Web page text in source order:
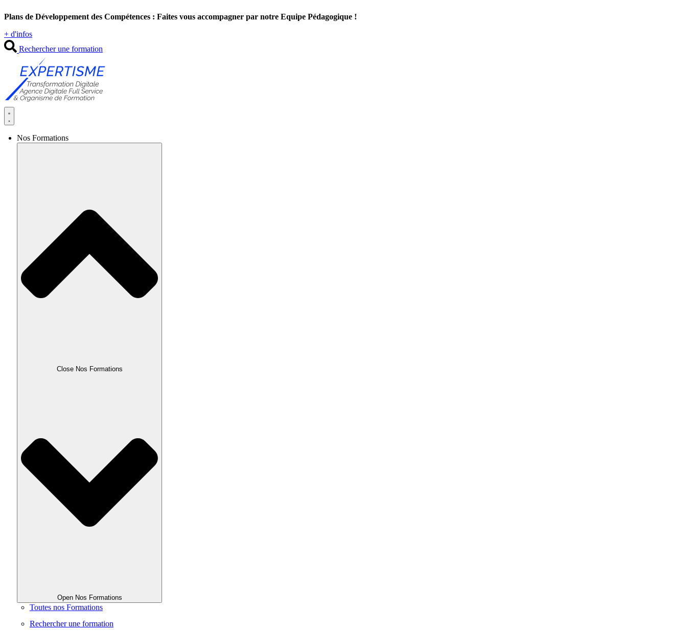
au
Plans de Développement des Compétences : Faites vous accompagner par notre Equipe Pédagogique !
+ d'infos
Rechercher une formation
Nos Formations
Close Nos Formations
Open Nos Formations
Toutes nos Formations
Rechercher une formation